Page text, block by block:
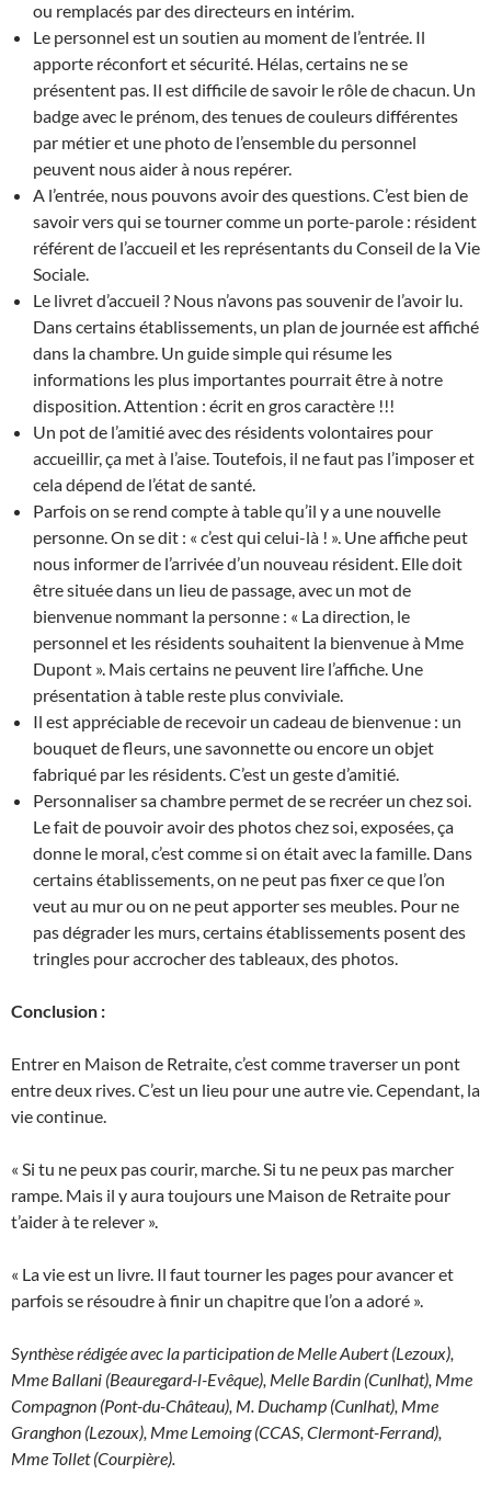
ou remplacés par des directeurs en intérim.
Le personnel est un soutien au moment de l’entrée. Il
apporte réconfort et sécurité. Hélas, certains ne se
présentent pas. Il est difficile de savoir le rôle de chacun. Un
badge avec le prénom, des tenues de couleurs différentes
par métier et une photo de l’ensemble du personnel
peuvent nous aider à nous repérer.
A l’entrée, nous pouvons avoir des questions. C’est bien de
savoir vers qui se tourner comme un porte-parole : résident
référent de l’accueil et les représentants du Conseil de la Vie
Sociale.
Le livret d’accueil ? Nous n’avons pas souvenir de l’avoir lu.
Dans certains établissements, un plan de journée est affiché
dans la chambre. Un guide simple qui résume les
informations les plus importantes pourrait être à notre
disposition. Attention : écrit en gros caractère !!!
Un pot de l’amitié avec des résidents volontaires pour
accueillir, ça met à l’aise. Toutefois, il ne faut pas l’imposer et
cela dépend de l’état de santé.
Parfois on se rend compte à table qu’il y a une nouvelle
personne. On se dit : « c’est qui celui-là ! ». Une affiche peut
nous informer de l’arrivée d’un nouveau résident. Elle doit
être située dans un lieu de passage, avec un mot de
bienvenue nommant la personne : « La direction, le
personnel et les résidents souhaitent la bienvenue à Mme
Dupont ». Mais certains ne peuvent lire l’affiche. Une
présentation à table reste plus conviviale.
Il est appréciable de recevoir un cadeau de bienvenue : un
bouquet de fleurs, une savonnette ou encore un objet
fabriqué par les résidents. C’est un geste d’amitié.
Personnaliser sa chambre permet de se recréer un chez soi.
Le fait de pouvoir avoir des photos chez soi, exposées, ça
donne le moral, c’est comme si on était avec la famille. Dans
certains établissements, on ne peut pas fixer ce que l’on
veut au mur ou on ne peut apporter ses meubles. Pour ne
pas dégrader les murs, certains établissements posent des
tringles pour accrocher des tableaux, des photos.
Conclusion :
Entrer en Maison de Retraite, c’est comme traverser un pont
entre deux rives. C’est un lieu pour une autre vie. Cependant, la
vie continue.
« Si tu ne peux pas courir, marche. Si tu ne peux pas marcher
rampe. Mais il y aura toujours une Maison de Retraite pour
t’aider à te relever ».
« La vie est un livre. Il faut tourner les pages pour avancer et
parfois se résoudre à finir un chapitre que l’on a adoré ».
Synthèse rédigée avec la participation de Melle Aubert (Lezoux),
Mme Ballani (Beauregard-l-Evêque), Melle Bardin (Cunlhat), Mme
Compagnon (Pont-du-Château), M. Duchamp (Cunlhat), Mme
Granghon (Lezoux), Mme Lemoing (CCAS, Clermont-Ferrand),
Mme Tollet (Courpière).